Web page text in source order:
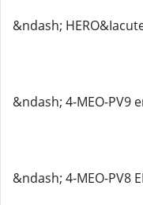
&ndash;
&ndash; 4-MEO-PV9
&ndash; 4-MEO-PV8